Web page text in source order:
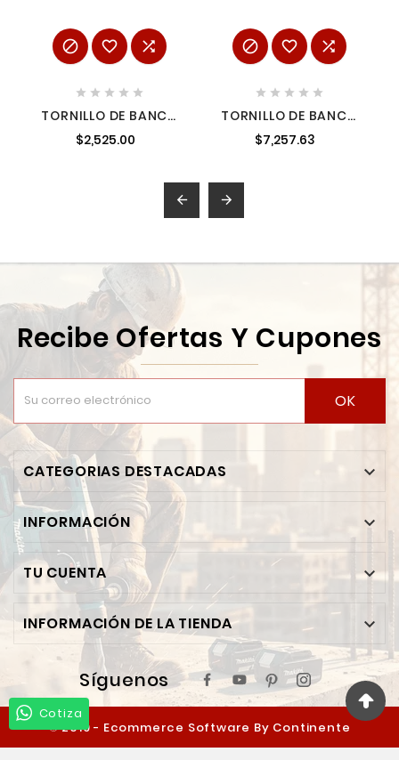
  
    
TORNILLO DE BANCO
8' TIPO EUROPEO DE
HIERRO NODULAR,
$2,525.00
  
    
TORNILLO DE BANCO
CON TEXTURA
DIAMANTE 8" URREA
$7,257.63
 
Recibe Ofertas Y Cupones
OK
CATEGORIAS DESTACADAS 
INFORMACIÓN 
TU CUENTA 
INFORMACIÓN DE LA TIENDA 
Síguenos
© 2019 - Ecommerce Software By Continente
Ferretero™
Cotiza